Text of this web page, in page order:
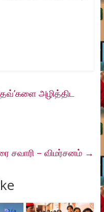
அழித்திட
சவாரி – விமர்சனம் →